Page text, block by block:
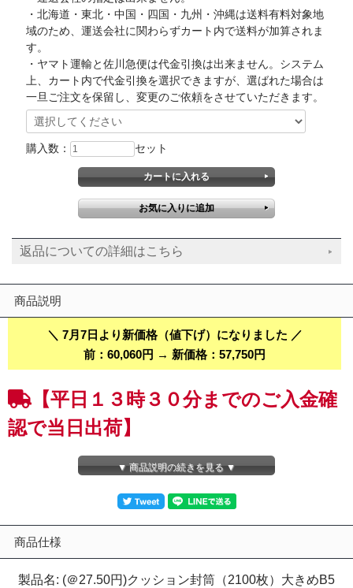
・北海道・東北・中国・四国・九州・沖縄は送料有料対象地
域のため、運送会社に関わらずカート内で送料が加算されま
す。
・ヤマト運輸と佐川急便は代金引換は出来ません。システム
上、カート内で代金引換を選択できますが、選ばれた場合は
一旦ご注文を保留し、変更のご依頼をさせていただきます。
購入数： セット
返品についての詳細はこちら
商品説明
＼ 7月7日より新価格（値下げ）になりました ／
前：60,060円 → 新価格：57,750円
【平日１３時３０分までのご入金確
認で当日出荷】
【７箱（２１００枚）】ネコポス、らくらくメルカリ便最大サイズ
Ｂ５角３用クッション封筒 （ＤＶＤ重ねて２枚・雑誌ホットペッ
パー）※Ａ４は入りません。封筒とエアキャップが一体となった左
右開き簡易開封テープ、クイック封かんシール付のクッション封筒
です。【未晒（みさらし）,茶色】
「クッション封筒」全比較一覧表はコチラから
▼ 商品説明の続きを見る ▼
商品仕様
製品名: (＠27.50円)クッション封筒（2100枚）大きめB5